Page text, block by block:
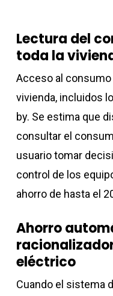
Lectura del
toda la
Acceso al
vivienda, incluidos
by. Se estima que
consultar el
usuario tomar
control de los
ahorro de hasta el
Ahorro
eléctrico
Cuando el sistema